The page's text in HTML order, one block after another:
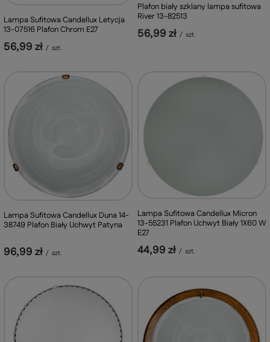
Lampa Sufitowa Candellux Letycja
13-07516 Plafon Chrom E27
56,99 zł / szt.
Plafon biały szklany lampa sufitowa
River 13-82513
56,99 zł / szt.
Lampa Sufitowa Candellux Duna 14-
38749 Plafon Biały Uchwyt Patyna
96,99 zł / szt.
Lampa Sufitowa Candellux Micron
13-55231 Plafon Uchwyt Biały 1X60 W
E27
44,99 zł / szt.